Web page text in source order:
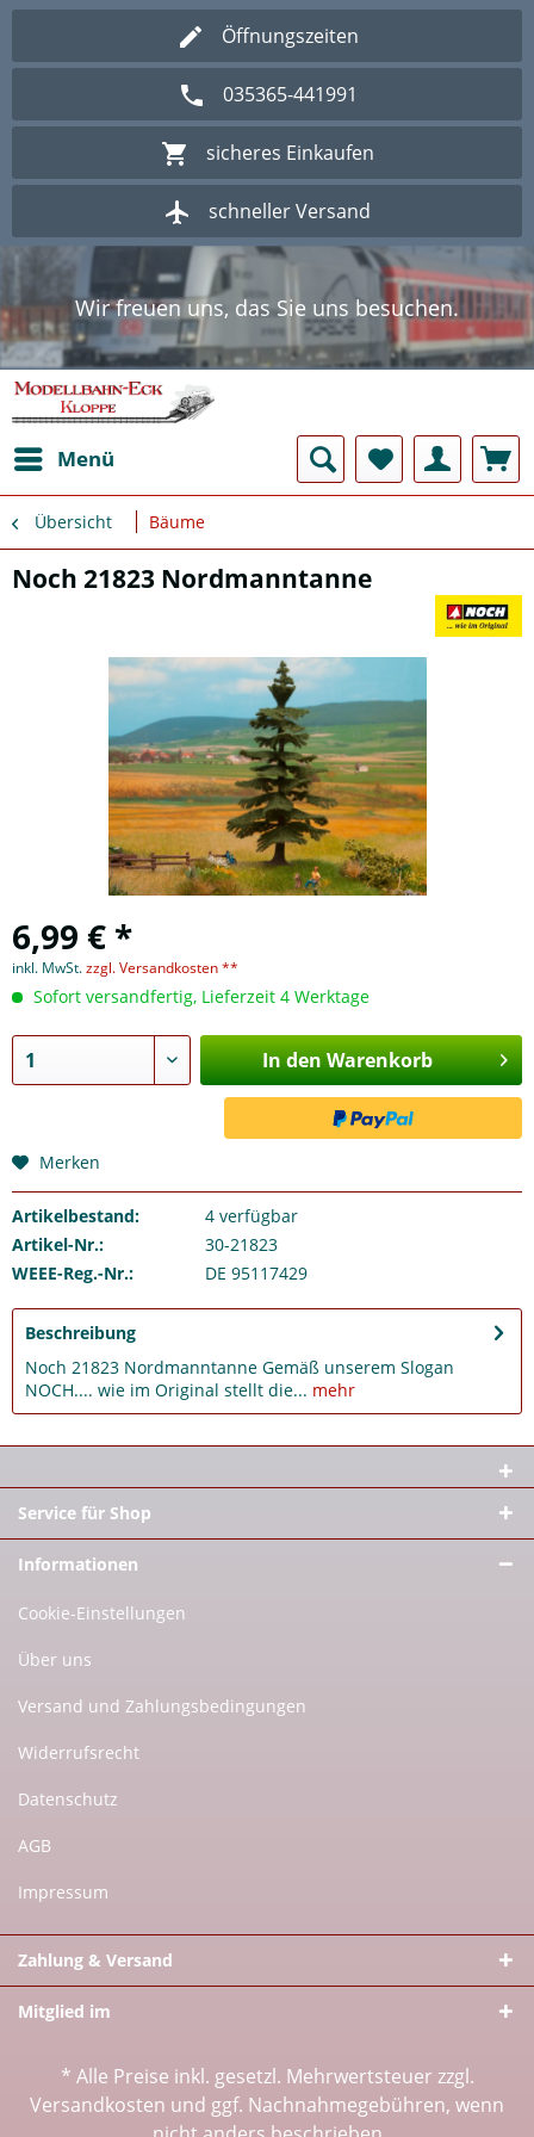
Öffnungszeiten
035365-441991
sicheres Einkaufen
schneller Versand
Wir freuen uns, das Sie uns besuchen.
Herzlich Willkommen im Onlineshop
Modellbahn - Eck Kloppe.
Wir freuen uns, das Sie uns besuchen.
Herzlich Willkommen im Onlineshop
Modellbahn - Eck Kloppe.
Menü
Übersicht Bäume
Noch 21823 Nordmanntanne
6,99 € *
inkl. MwSt.zzgl. Versandkosten **
Sofort versandfertig, Lieferzeit 4 Werktage
In den Warenkorb
Merken
Artikelbestand: 4verfügbar
Artikel-Nr.:
30-21823
WEEE-Reg.-Nr.:
DE 95117429
Beschreibung
Noch 21823 Nordmanntanne Gemäß unserem Slogan
NOCH.... wie im Original stellt die... mehr
Service für Shop
Informationen
Cookie-Einstellungen
Über uns
Versand und Zahlungsbedingungen
Widerrufsrecht
Datenschutz
AGB
Impressum
Zahlung & Versand
Mitglied im
* Alle Preise inkl. gesetzl. Mehrwertsteuer zzgl.
Versandkosten und ggf. Nachnahmegebühren, wenn